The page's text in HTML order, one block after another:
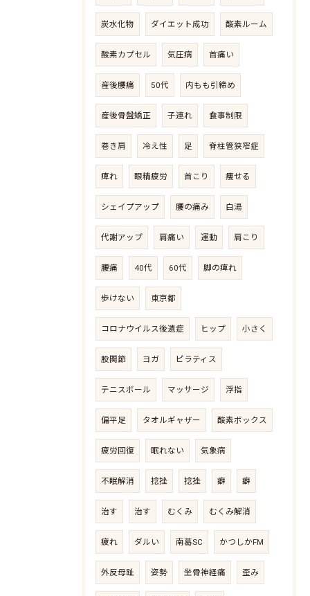
炭水化物 ダイエット成功 酸素ルーム
酸素カプセル 気圧病 首痛い
産後腰痛 50代 内もも引締め
産後骨盤矯正 子連れ 食事制限
巻き肩 冷え性 足 脊柱管狭窄症
痺れ 眼精疲労 首こり 痩せる
シェイプアップ 腰の痛み 白湯
代謝アップ 肩痛い 運動 肩こり
腰痛 40代 60代 脚の痺れ
歩けない 東京都
コロナウイルス後遺症 ヒップ 小さく
股関節 ヨガ ピラティス
テニスボール マッサージ 浮指
偏平足 タオルギャザー 酸素ボックス
疲労回復 眠れない 気象病
不眠解消 捻挫 捻挫 癖 癖
治す 治す むくみ むくみ解消
疲れ ダルい 南葛SC かつしかFM
外反母趾 姿勢 坐骨神経痛 歪み